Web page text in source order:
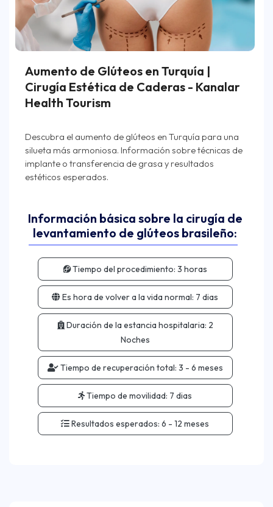
Aumento de Glúteos en Turquía |
Cirugía Estética de Caderas - Kanalar
Health Tourism
Descubra el aumento de glúteos en Turquía para una
silueta más armoniosa. Información sobre técnicas de
implante o transferencia de grasa y resultados
Información básica sobre la cirugía de
levantamiento de glúteos brasileño:
Tiempo del procedimiento: 3 horas
Es hora de volver a la vida normal: 7 dias
Duración de la estancia hospitalaria: 2
Noches
Tiempo de recuperación total: 3 - 6 meses
Tiempo de movilidad: 7 dias
Resultados esperados: 6 - 12 meses